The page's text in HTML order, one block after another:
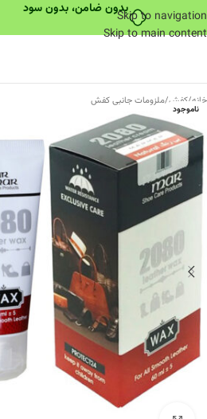
بدون ضامن، بدون سودSkip to navigation
Skip to main content
خانه/کفش/ملزومات جانبی کفش
ناموجود